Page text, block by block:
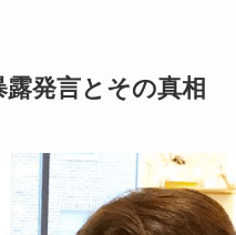
露発言とその真相